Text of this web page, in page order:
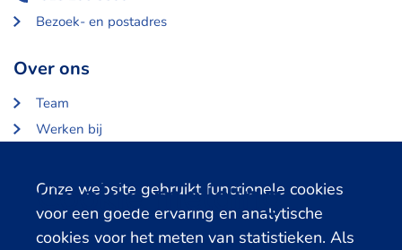
Cookie melding
Onze website gebruikt functionele cookies
voor een goede ervaring en analytische
cookies voor het meten van statistieken. Als
Bezoek- en postadres
Over ons
Team
Werken bij
Partners en opdrachtgevers
Gerelateerde databanken